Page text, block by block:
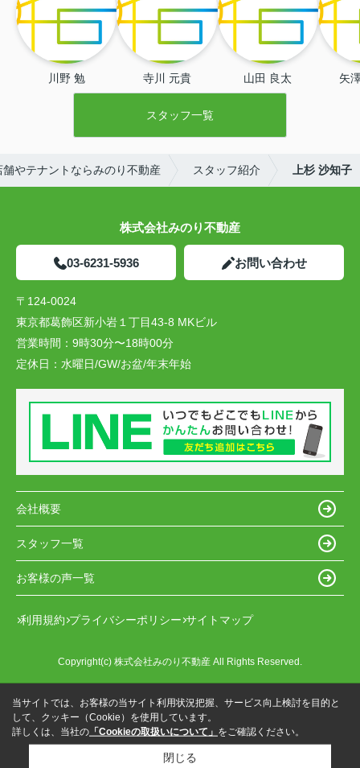
川野 勉 寺川 元貴 山田 良太 矢
スタッフ一覧
やテナントならみのり不動産 スタッフ紹介 上杉 沙知子
株式会社みのり不動産
03-6231-5936 お問い合わせ
〒124-0024
東京都葛飾区新小岩１丁目43-8 MKビル
営業時間： 9時30分〜18時00分
定休日： 水曜日/GW/お盆/年末年始
会社概要
スタッフ一覧
お客様の声一覧
利用規約 プライバシーポリシー サイトマップ
Copyright(c) 株式会社みのり不動産 All Rights Reserved.
当サイトでは、お客様の当サイト利用状況把握、サービス向上検討を目的と
して、クッキー（Cookie）を使用しています。
詳しくは、当社の 「Cookieの取扱いについて」 をご確認ください。
閉じる